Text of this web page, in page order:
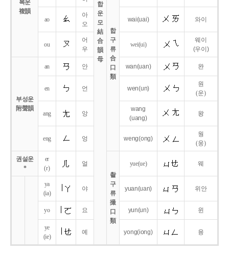
합
운
모
結
合
韻
母
복운
複韻
합
구
류
合
口
類
ao
아
오
wai(uai) 와이
ou
어
우
wei(ui)
웨이
(우이)
부성운
附聲韻
an 안 wan(uan) 완
en 언 wen(un)
원
(운)
ang 앙
wang
(uang)
왕
eng 엉 weng(ong)
웡
(웅)
권설운
*
er
(r)
얼
촬
구
류
撮
口
類
yue(ue) 웨
ya
(ia)
야 yuan(uan) 위안
yo 요 yun(un) 윈
ye
(ie)
예 yong(iong) 융